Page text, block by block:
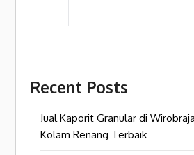
Recent Posts
Jual Kaporit Granular di
Kolam Renang Terbaik